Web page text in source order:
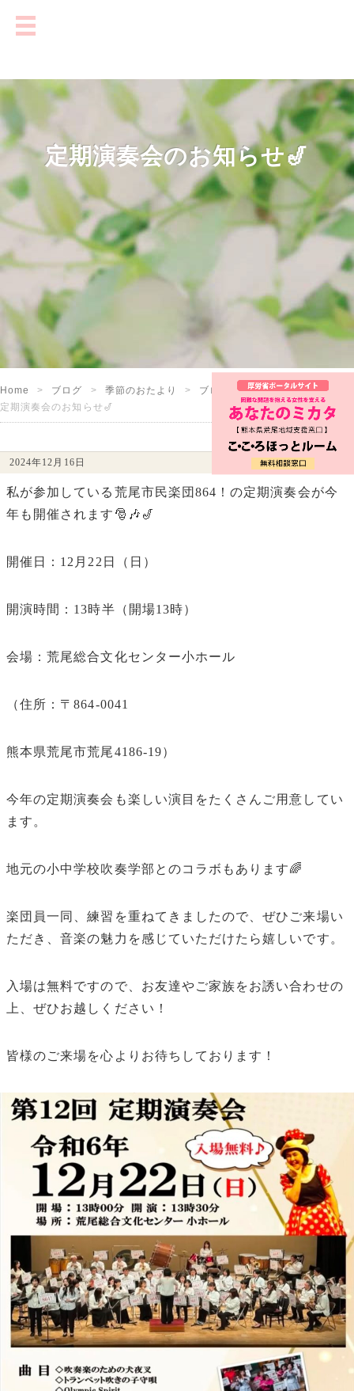
Home ブログ 季節のおたより
ブログ
定期演奏会のお知らせ🎷
定期演奏会のお知らせ🎷
2024年12月16日
私が参加している荒尾市民楽団864！の定期演奏会が今
年も開催されます🎅🎶🎷
開催日：12月22日（日）
開演時間：13時半（開場13時）
会場：荒尾総合文化センター小ホール
（住所：〒864-0041
熊本県荒尾市荒尾4186-19）
今年の定期演奏会も楽しい演目をたくさんご用意してい
ます。
地元の小中学校吹奏学部とのコラボもあります🌈
楽団員一同、練習を重ねてきましたので、ぜひご来場い
ただき、音楽の魅力を感じていただけたら嬉しいです。
入場は無料ですので、お友達やご家族をお誘い合わせの
上、ぜひお越しください！
皆様のご来場を心よりお待ちしております！